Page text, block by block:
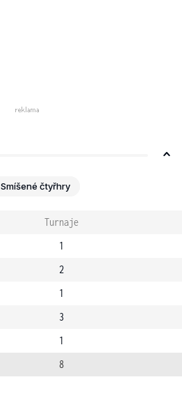
Smíšené čtyřhry
Turnaje
1
2
1
3
1
8